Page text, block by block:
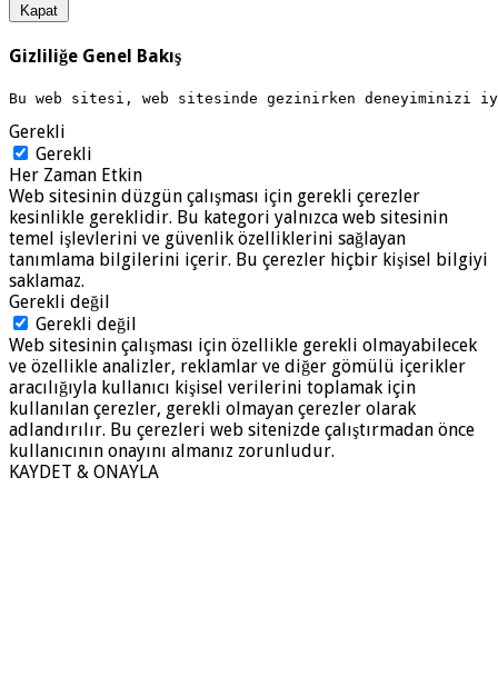
Kapat
Gizliliğe Genel Bakış
Bu web sitesi, web sitesinde gezinirken deneyiminizi
Gerekli
Gerekli
Her Zaman Etkin
Web sitesinin düzgün çalışması için gerekli çerezler
kesinlikle gereklidir. Bu kategori yalnızca web sitesinin
temel işlevlerini ve güvenlik özelliklerini sağlayan
tanımlama bilgilerini içerir. Bu çerezler hiçbir kişisel bilgiyi
saklamaz.
Gerekli değil
Gerekli değil
Web sitesinin çalışması için özellikle gerekli olmayabilecek
ve özellikle analizler, reklamlar ve diğer gömülü içerikler
aracılığıyla kullanıcı kişisel verilerini toplamak için
kullanılan çerezler, gerekli olmayan çerezler olarak
adlandırılır. Bu çerezleri web sitenizde çalıştırmadan önce
kullanıcının onayını almanız zorunludur.
KAYDET & ONAYLA